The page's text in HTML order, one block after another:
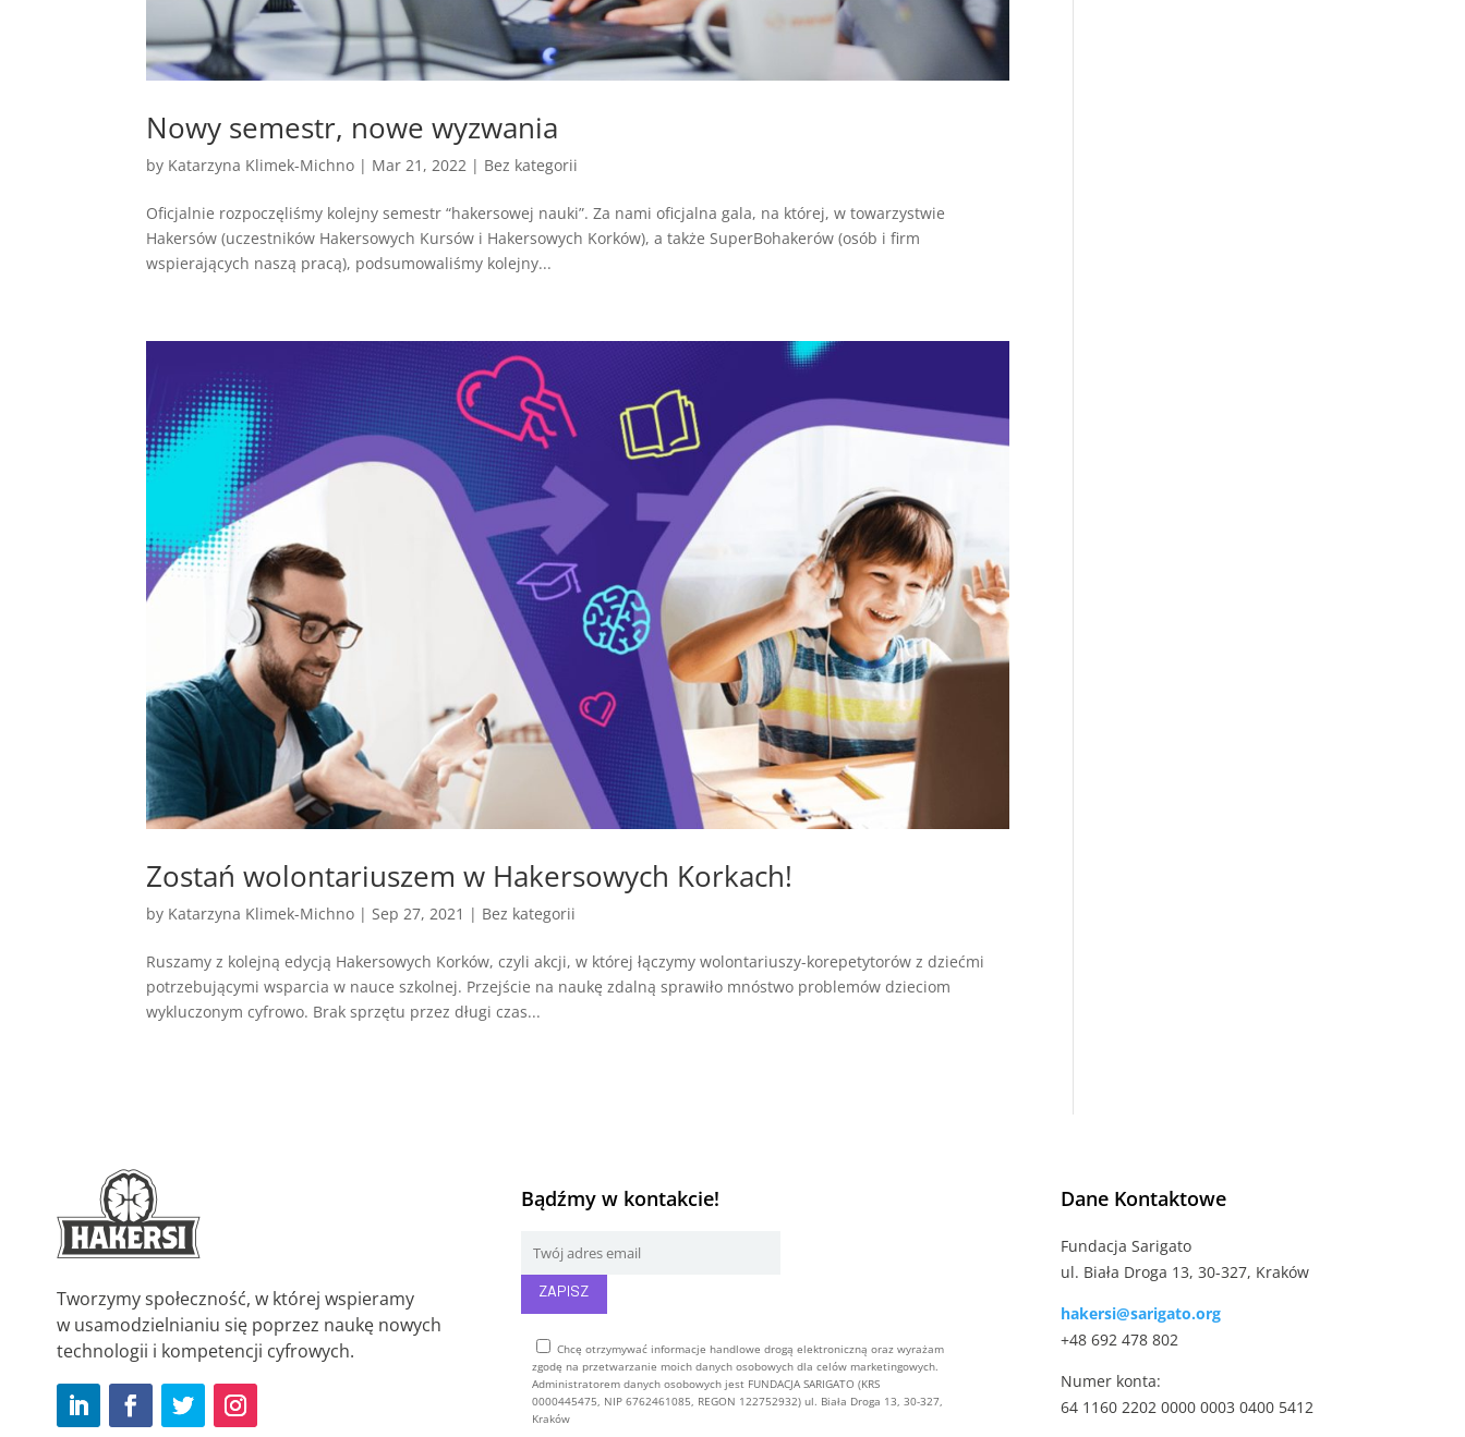
Nowy semestr, nowe wyzwania
by Katarzyna Klimek-Michno | Mar 21, 2022 | Bez kategorii
Oficjalnie rozpoczęliśmy kolejny semestr “hakersowej nauki”. Za nami oficjalna gala, na której, w towarzystwie
Hakersów (uczestników Hakersowych Kursów i Hakersowych Korków), a także SuperBohakerów (osób i firm
wspierających naszą pracą), podsumowaliśmy kolejny...
Zostań wolontariuszem w Hakersowych Korkach!
by Katarzyna Klimek-Michno | Sep 27, 2021 | Bez kategorii
Ruszamy z kolejną edycją Hakersowych Korków, czyli akcji, w której łączymy wolontariuszy-korepetytorów z dziećmi
potrzebującymi wsparcia w nauce szkolnej. Przejście na naukę zdalną sprawiło mnóstwo problemów dzieciom
wykluczonym cyfrowo. Brak sprzętu przez długi czas...
Tworzymy społeczność, w której wspieramy
w usamodzielnianiu się poprzez naukę nowych
technologii i kompetencji cyfrowych.
Bądźmy w kontakcie!
Chcę otrzymywać informacje handlowe drogą elektroniczną oraz wyrażam
zgodę na przetwarzanie moich danych osobowych dla celów marketingowych.
Administratorem danych osobowych jest FUNDACJA SARIGATO (KRS
0000445475, NIP 6762461085, REGON 122752932) ul. Biała Droga 13, 30-327,
Kraków
Dane Kontaktowe
Fundacja Sarigato
ul. Biała Droga 13, 30-327, Kraków
hakersi@sarigato.org
+48 692 478 802
Numer konta:
64 1160 2202 0000 0003 0400 5412